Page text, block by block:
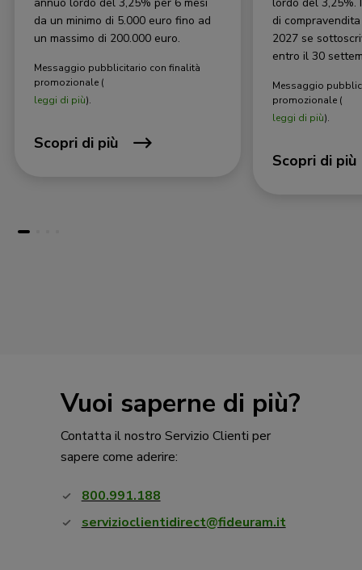
annuo lordo del 3,25% per 6 mesi
da un minimo di 5.000 euro fino ad
un massimo di 200.000 euro.
Messaggio pubblicitario con finalità
promozionale (
leggi di più).
Scopri di più
lordo del 3,25%.
di
2027 se
entro il 30
Messaggio
promozionale (
leggi di più).
Scopri di più
Vuoi saperne di più?
Contatta il nostro Servizio Clienti per
sapere come aderire:
800.991.188
servizioclientidirect@fideuram.it